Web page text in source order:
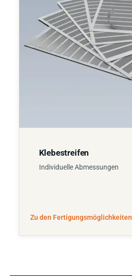
Klebestreifen
Individuelle Abmessungen
Zu den Fertigungsmöglichkeiten